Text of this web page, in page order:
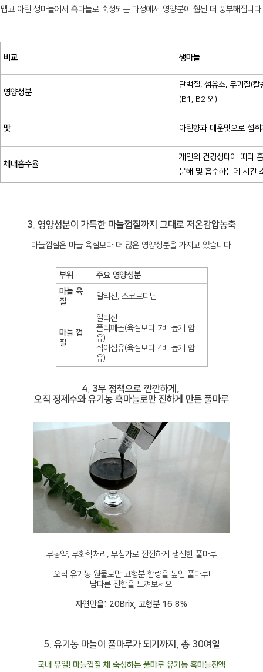
맵고 아린 생마늘에서 흑마늘로 숙성되는 과정에서 영양분이 훨씬 더 풍부해집니다.
비교 생마늘
영양성분
단백질, 섬유소, 무기질(
(B1, B2 외)
맛 아린향과 매운맛으로 섭
체내흡수율
개인의 건강상태에 따라
분해 및 흡수하는데 시간
3. 영양성분이 가득한 마늘껍질까지 그대로 저온감압농축
마늘껍질은 마늘 육질보다 더 많은 영양성분을 가지고 있습니다.
부위
주요 영양성분
마늘 육
질
알리신, 스코르디닌
마늘 껍
질
알리신
폴리페놀(육질보다 7배 높게 함
유)
식이섬유(육질보다 4배 높게 함
유)
4. 3무 정책으로 깐깐하게,
오직 정제수와 유기농 흑마늘로만 진하게 만든 풀마루
무농약, 무화학처리, 무첨가로 깐깐하게 생산한 풀마루
오직 유기농 원물로만 고형분 함량을 높인 풀마루!
남다른 진함을 느껴보세요!
자연만을: 20Brix, 고형분 16.8%
5. 유기농 마늘이 풀마루가 되기까지, 총 30여일
국내 유일! 마늘껍질 채 숙성하는 풀마루 유기농 흑마늘진액